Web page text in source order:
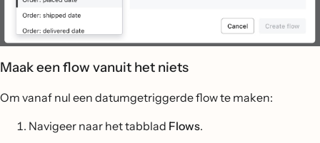
Maak een flow vanuit het niets
Om vanaf nul een datumgetriggerde flow te maken:
Navigeer naar het tabblad Flows.